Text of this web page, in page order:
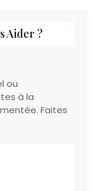
Aider ?
ou
à la
Faites